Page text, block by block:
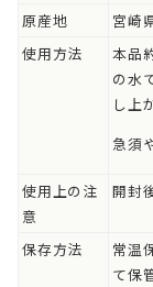
原産地
宮崎
使用方法
本品
の水
し上
急須
使用上の注
意
開封
保存方法
常温
て保